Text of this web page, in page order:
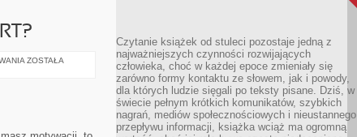
A
ZOSTAŁA
Czytanie książek od stuleci pozostaje jedną z
najważniejszych czynności rozwijających
człowieka, choć w każdej epoce zmieniały się
zarówno formy kontaktu ze słowem, jak i powody,
dla których ludzie sięgali po teksty pisane. Dziś, w
świecie pełnym krótkich komunikatów, szybkich
nagrań, mediów społecznościowych i nieustannego
przepływu informacji, książka wciąż ma ogromną